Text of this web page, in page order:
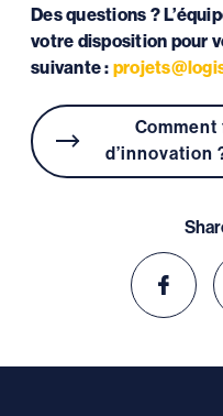
Des questions ?
votre disposition pour
suivante :
d’innovation